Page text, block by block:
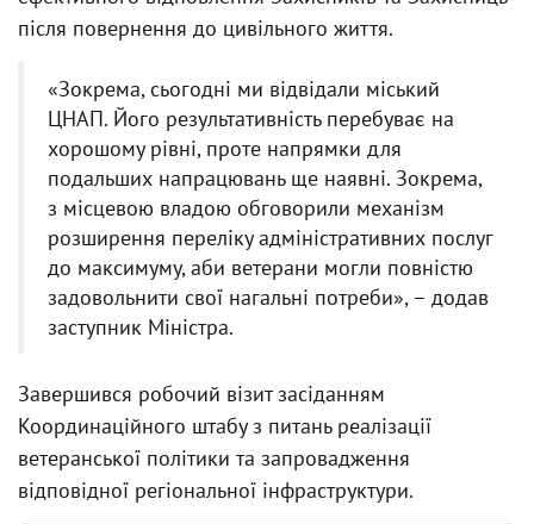
після повернення до цивільного життя.
«Зокрема, сьогодні ми відвідали міський
ЦНАП. Його результативність перебуває на
хорошому рівні, проте напрямки для
подальших напрацювань ще наявні. Зокрема,
з місцевою владою обговорили механізм
розширення переліку адміністративних послуг
до максимуму, аби ветерани могли повністю
задовольнити свої нагальні потреби», – додав
заступник Міністра.
Завершився робочий візит засіданням
Координаційного штабу з питань реалізації
ветеранської політики та запровадження
відповідної регіональної інфраструктури.